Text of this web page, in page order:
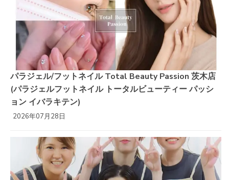
パラジェル/フットネイル Total Beauty Passion 茨木店
(パラジェルフットネイル トータルビューティー パッシ
ョン イバラキテン)
2026年07月28日